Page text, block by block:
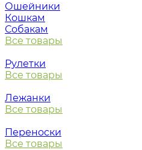
Ошейники
Кошкам
Собакам
Все товары
Рулетки
Все товары
Лежанки
Все товары
Переноски
Все товары